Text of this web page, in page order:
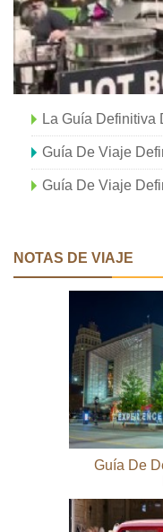
Guía De Viaje
Guía De Viaje
NOTAS DE VIAJE
Guía De